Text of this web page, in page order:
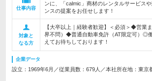
仕事内容
ンに、「calmic」商材のレンタルサービス
ンスの提案をお任せします！
対象と
なる方
【大卒以上｜経験者歓迎】＜必須＞◆営業
界不問）◆普通自動車免許（AT限定可）◎
えてお待ちしております！
企業データ
設立：1969年6月／従業員数：679人／本社所在地：東京